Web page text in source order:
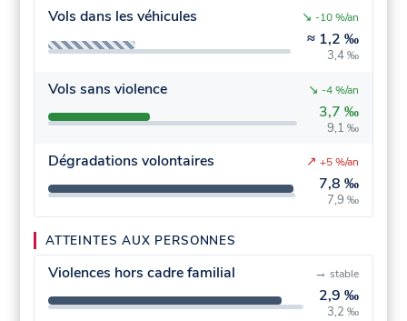
Vols dans les véhicules
≈ 1,2 ‰
3,4 ‰
↘ -10 %/an
Vols sans violence
3,7 ‰
9,1 ‰
↘ -4 %/an
Dégradations volontaires
7,8 ‰
7,9 ‰
↗ +5 %/an
ATTEINTES AUX PERSONNES
Violences hors cadre familial
2,9 ‰
3,2 ‰
→ stable